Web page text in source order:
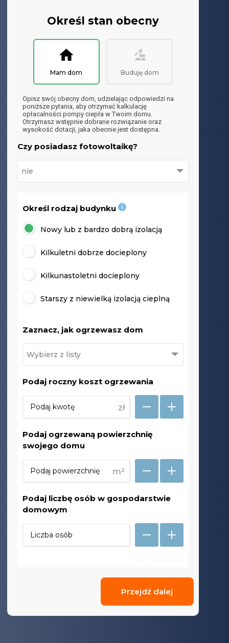
Określ stan obecny
Mam dom Buduję dom
Opisz swój obecny dom, udzielając odpowiedzi na
poniższe pytania, aby otrzymać kalkulację
opłacalności pompy ciepła w Twoim domu.
Otrzymasz wstępnie dobrane rozwiązanie oraz
wysokość dotacji, jaka obecnie jest dostępna.
Czy posiadasz fotowoltaikę?
Określ rodzaj budynku
Nowy lub z bardzo dobrą izolacją
Kilkuletni dobrze docieplony
Kilkunastoletni docieplony
Starszy z niewielką izolacją cieplną
Zaznacz, jak ogrzewasz dom
Podaj roczny koszt ogrzewania
zł
Podaj ogrzewaną powierzchnię
swojego domu
m²
Podaj liczbę osób w gospodarstwie
domowym
Przejdź dalej